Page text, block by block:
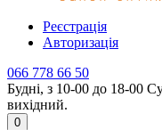
Реєстрація
Авторизація
066 778 66 50
Будні, з 10-00 до 18-00
вихідний.
0